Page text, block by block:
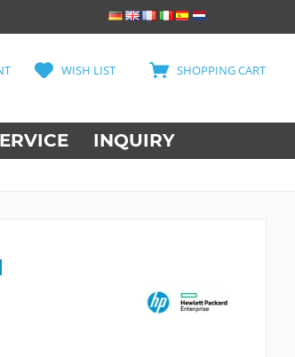
SHOPPING CART
WISH LIST
INQUIRY